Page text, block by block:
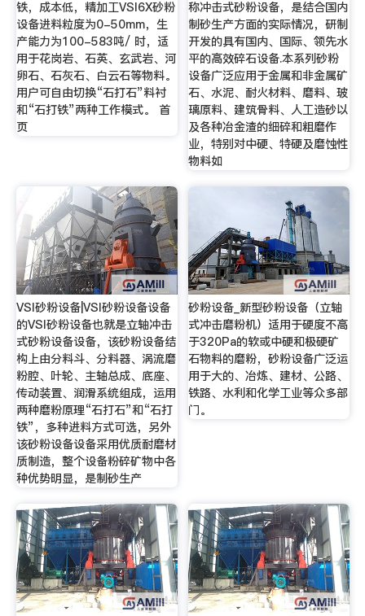
铁，成本低，精加工VSI6X砂粉
设备进料粒度为0-50mm，生
产能力为100-583吨/ 时，适
用于花岗岩、石英、玄武岩、河
卵石、石灰石、白云石等物料。
用户可自由切换“石打石”料衬
和“石打铁”两种工作模式。 首
页
称冲击式砂粉设备，是结合国内
制砂生产方面的实际情况，研制
开发的具有国内、国际、领先水
平的高效碎石设备.本系列砂粉
设备广泛应用于金属和非金属矿
石、水泥、耐火材料、磨料、玻
璃原料、建筑骨料、人工造砂以
及各种冶金渣的细碎和粗磨作
业，特别对中硬、特硬及磨蚀性
物料如
VSI砂粉设备|VSI砂粉设备设备
的VSI砂粉设备也就是立轴冲击
式砂粉设备设备，该砂粉设备结
构上由分料斗、分料器、涡流磨
粉腔、叶轮、主轴总成、底座、
传动装置、润滑系统组成，运用
两种磨粉原理“石打石”和“石打
铁”，多种进料方式可选，另外
该砂粉设备设备采用优质耐磨材
质制造，整个设备粉碎矿物中各
种优势明显，是制砂生产
砂粉设备_新型砂粉设备（立轴
式冲击磨粉机）适用于硬度不高
于320Pa的软或中硬和极硬矿
石物料的磨粉，砂粉设备广泛运
用于大的、冶炼、建材、公路、
铁路、水利和化学工业等众多部
门。